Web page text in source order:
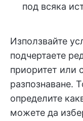
под всяка
Използвайте
подчертаете
приоритет или
разпознаване.
определите
можете да